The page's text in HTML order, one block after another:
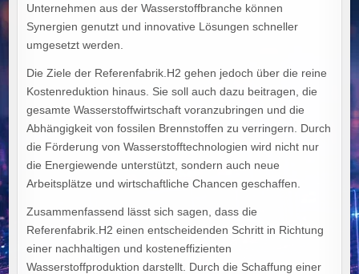
Unternehmen aus der Wasserstoffbranche können
Synergien genutzt und innovative Lösungen schneller
umgesetzt werden.
Die Ziele der Referenfabrik.H2 gehen jedoch über die reine
Kostenreduktion hinaus. Sie soll auch dazu beitragen, die
gesamte Wasserstoffwirtschaft voranzubringen und die
Abhängigkeit von fossilen Brennstoffen zu verringern. Durch
die Förderung von Wasserstofftechnologien wird nicht nur
die Energiewende unterstützt, sondern auch neue
Arbeitsplätze und wirtschaftliche Chancen geschaffen.
Zusammenfassend lässt sich sagen, dass die
Referenfabrik.H2 einen entscheidenden Schritt in Richtung
einer nachhaltigen und kosteneffizienten
Wasserstoffproduktion darstellt. Durch die Schaffung einer